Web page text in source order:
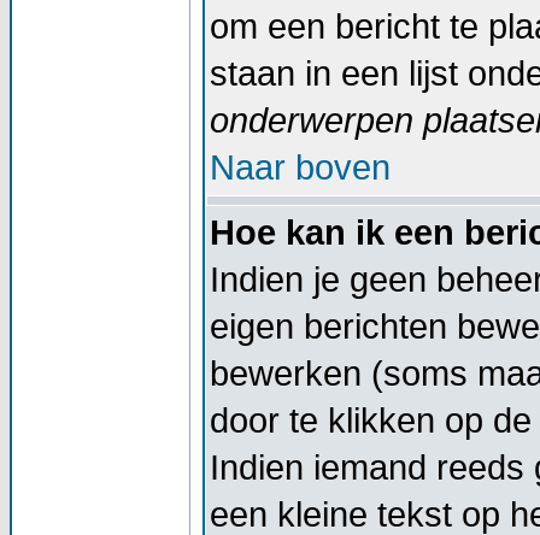
om een bericht te
staan in een lijst
onderwerpen
Naar boven
Hoe kan ik een
Indien je geen
eigen berichten
bewerken (soms
door te klikken op de
Indien iemand
een kleine tekst op